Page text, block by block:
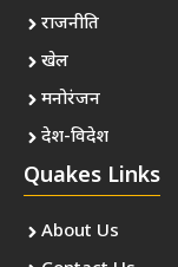
राजनीति
खेल
मनोरंजन
देश-विदेश
Quakes Links
About Us